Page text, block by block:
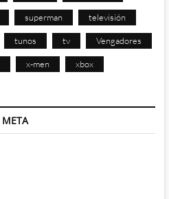
superman televisión
tunos tv Vengadores
x-men xbox
META